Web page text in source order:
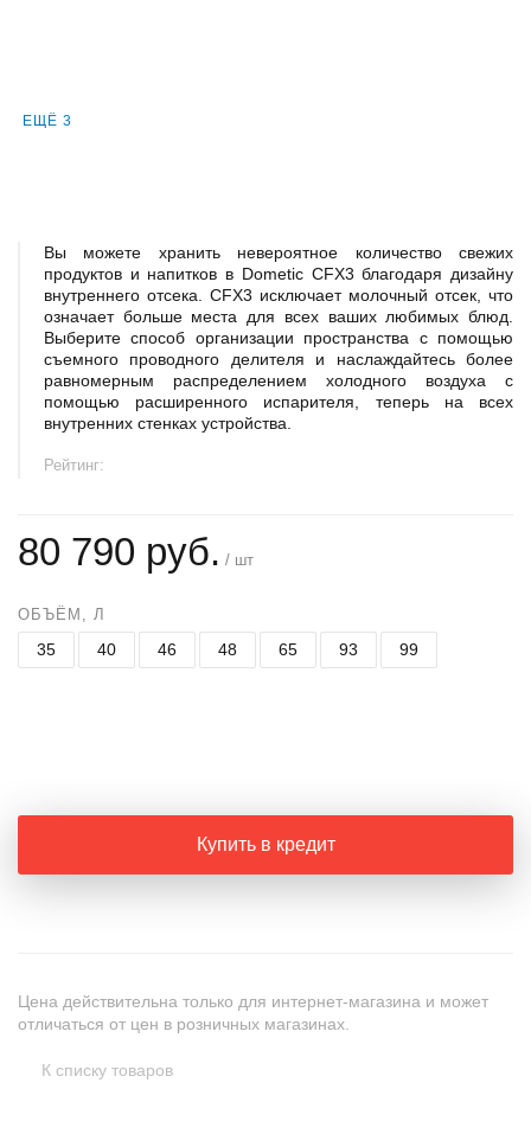
ЕЩЁ 3
Вы можете хранить невероятное количество свежих
продуктов и напитков в Dometic CFX3 благодаря дизайну
внутреннего отсека. CFX3 исключает молочный отсек, что
означает больше места для всех ваших любимых блюд.
Выберите способ организации пространства с помощью
съемного проводного делителя и наслаждайтесь более
равномерным распределением холодного воздуха с
помощью расширенного испарителя, теперь на всех
внутренних стенках устройства.
Рейтинг:
80 790 руб. / шт
ОБЪЁМ, Л
35 40 46 48 65 93 99
Купить в кредит
Цена действительна только для интернет-магазина и может
отличаться от цен в розничных магазинах.
К списку товаров